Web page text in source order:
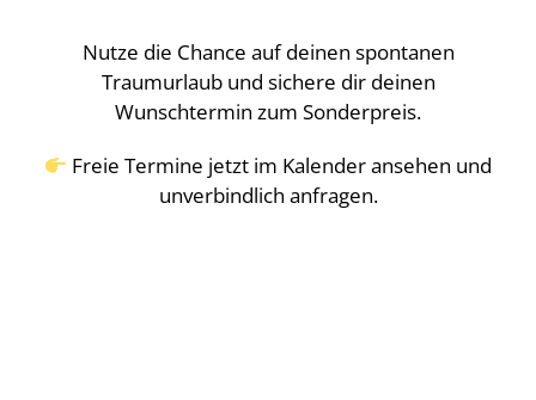
Nutze die Chance auf deinen spontanen
Traumurlaub und sichere dir deinen
Wunschtermin zum Sonderpreis.
Freie Termine jetzt im Kalender ansehen und
unverbindlich anfragen.